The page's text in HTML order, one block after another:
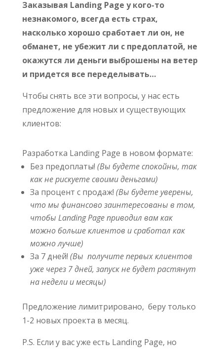
Заказывая Landing Page у кого-то
незнакомого, всегда есть страх,
насколько хорошо сработает ли он, не
обманет, не убежит ли с предоплатой, не
окажутся ли деньги выброшены на ветер
и придется все переделывать…
Чтобы снять все эти вопросы, у нас есть
предложение для новых и существующих
клиентов:
Разработка Landing Page в новом формате:
Без предоплаты! (Вы будете спокойны, так
как не рискуете своими деньгами)
За процент с продаж! (Вы будете уверены,
что мы финансово заинтересованы в том,
чтобы Landing Page приводил вам как
можно больше клиентов и сработал как
можно лучше)
За 7 дней! (Вы получите первых клиентов
уже через 7 дней, запуск не будет растянут
на недели и месяцы)
Предложение лимитрировано, беру только
1-2 новых проекта в месяц.
P.S. Если у вас уже есть Landing Page, но